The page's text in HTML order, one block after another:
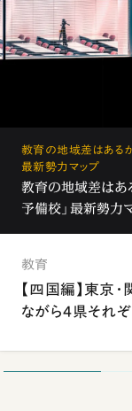
教育の地域差はある
最新勢力マップ
教育の地域差はあ
予備校」最新勢力
教育
【四国編】東京
ながら4県それ